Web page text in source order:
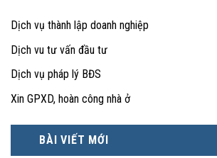
Dịch vụ thành lập doanh nghiệp
Dịch vu tư vấn đầu tư
Dịch vụ pháp lý BĐS
Xin GPXD, hoàn công nhà ở
BÀI VIẾT MỚI